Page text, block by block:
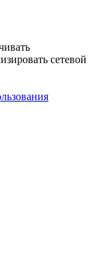
сетевой